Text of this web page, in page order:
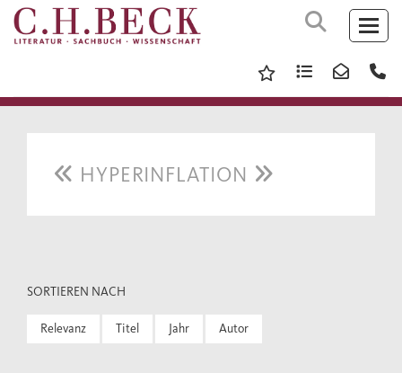
HYPERINFLATION
SORTIEREN NACH
Relevanz Titel Jahr Autor